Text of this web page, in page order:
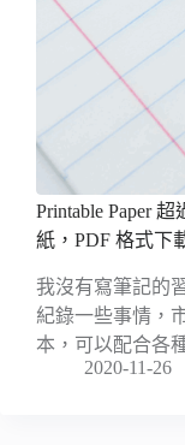
Printable Paper
紙，PDF 格式下
我沒有寫筆記的
紀錄一些事情，
本，可以配合各
2020-11-26